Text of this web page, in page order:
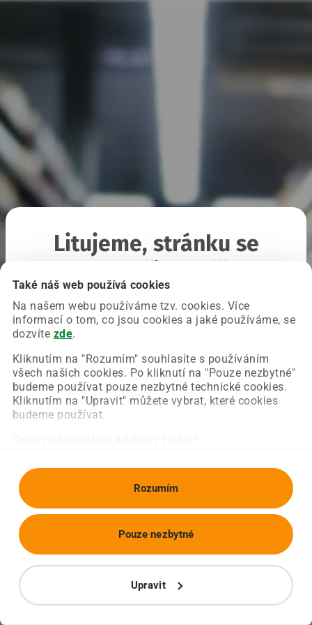
Také náš web používá cookies
Na našem webu používáme tzv. cookies. Více
informací o tom, co jsou cookies a jaké používáme, se
dozvíte zde.
Kliknutím na "Rozumím" souhlasíte s používáním
všech našich cookies. Po kliknutí na "Pouze nezbytné"
budeme používat pouze nezbytné technické cookies.
Kliknutím na "Upravit" můžete vybrat, které cookies
budeme používat.
Rozumím
Upravit
Pouze nezbytné
Litujeme, stránku se
Chyba nastala na naší straně a už ji opravujeme.
Zkuste prosím znovu načíst požadovanou stránku.
Obnovit stránku Úvodní strana